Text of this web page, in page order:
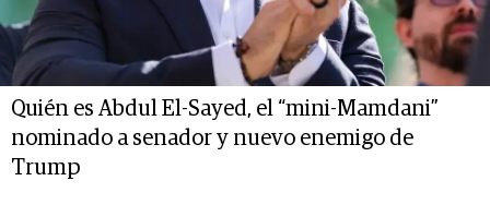
Quién es Abdul El-Sayed, el “mini-Mamdani”
nominado a senador y nuevo enemigo de
Trump